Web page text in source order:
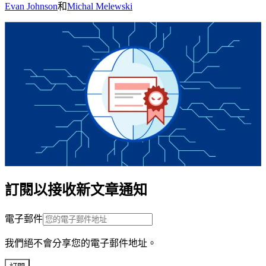
Evan Johnson和Michal Melewski
訂閱以接收新文章通知
電子郵件
我們絕不會分享您的電子郵件地址。